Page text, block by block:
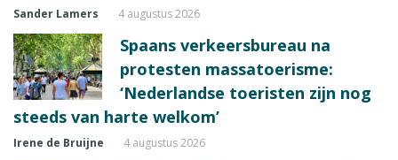
Sander Lamers 4 augustus 2026
Spaans verkeersbureau na
protesten massatoerisme:
‘Nederlandse toeristen zijn nog
steeds van harte welkom’
Irene de Bruijne 4 augustus 2026